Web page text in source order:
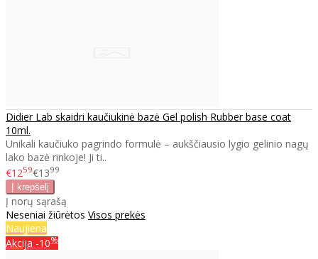
Didier Lab skaidri kaučiukinė bazė Gel polish Rubber base coat
10ml.
Unikali kaučiuko pagrindo formulė – aukščiausio lygio gelinio nagų
lako bazė rinkoje! Ji ti..
€1259€1399
Į norų sąrašą
Neseniai žiūrėtos Visos prekės
Naujiena
Akcija -10%